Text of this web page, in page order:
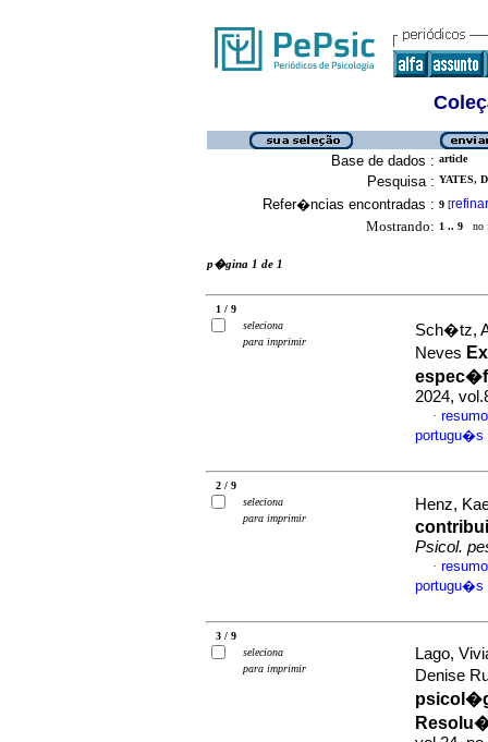
Base de dados : article
Pesquisa : YATES,
Refer�ncias encontradas : 9 [refinar
Mostrando: 1 .. 9 no
p�gina 1 de 1
1 / 9
seleciona
para imprimir
Sch�tz,
Neves
2024,
·
portugu�s
2 / 9
seleciona
para imprimir
Henz,
Psicol.
·
portugu�s
3 / 9
seleciona
para imprimir
Lago,
Denise